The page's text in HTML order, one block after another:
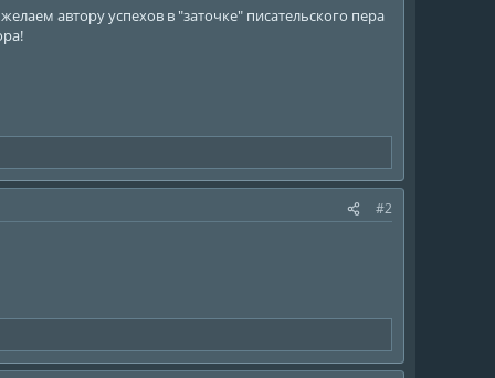
автору успехов в "заточке" писательского пера
#2